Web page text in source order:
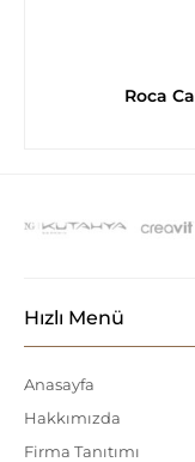
Roca
Hızlı Menü
Anasayfa
Hakkımızda
Firma Tanıtımı